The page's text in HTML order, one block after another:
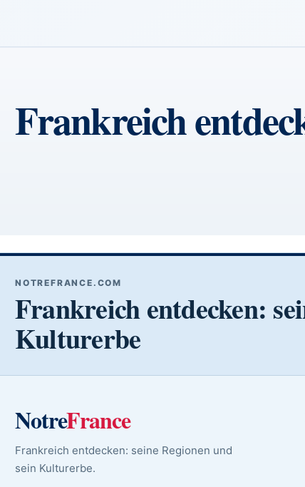
Frankreich
NOTREFRANCE.COM
Frankreich entdecken:
Kulturerbe
NotreFrance
Frankreich entdecken: seine Regionen und
sein Kulturerbe.